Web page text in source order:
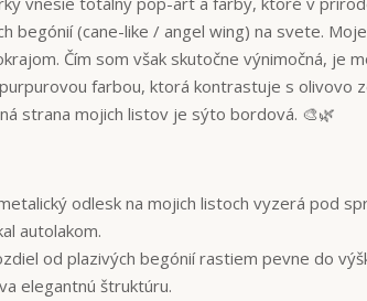
begónií (cane-like / angel wing) na svete.
Čím som však skutočne výnimočná, je
farbou, ktorá kontrastuje s olivovo
strana mojich listov je sýto bordová. 🎨🌿
odlesk na mojich listoch vyzerá pod
autolakom.
od plazivých begónií rastiem pevne do
elegantnú štruktúru.